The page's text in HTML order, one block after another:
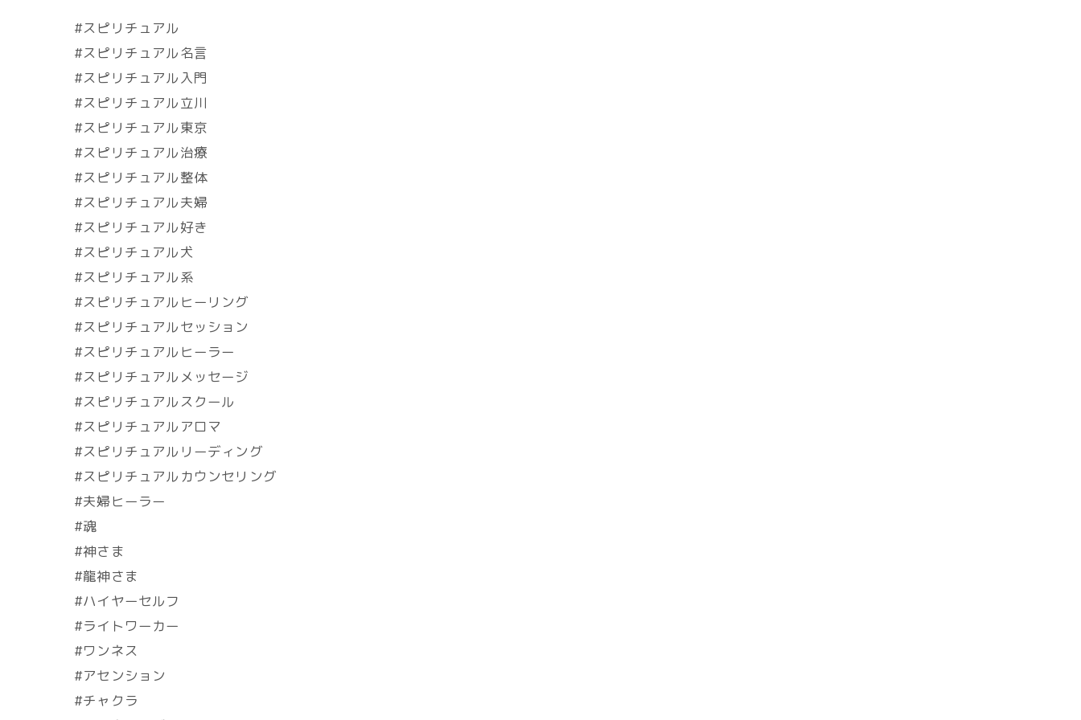
#スピリチュアル
#スピリチュアル名言
#スピリチュアル入門
#スピリチュアル立川
#スピリチュアル東京
#スピリチュアル治療
#スピリチュアル整体
#スピリチュアル夫婦
#スピリチュアル好き
#スピリチュアル犬
#スピリチュアル系
#スピリチュアルヒーリング
#スピリチュアルセッション
#スピリチュアルヒーラー
#スピリチュアルメッセージ
#スピリチュアルスクール
#スピリチュアルアロマ
#スピリチュアルリーディング
#スピリチュアルカウンセリング
#夫婦ヒーラー
#魂
#神さま
#龍神さま
#ハイヤーセルフ
#ライトワーカー
#ワンネス
#アセンション
#チャクラ